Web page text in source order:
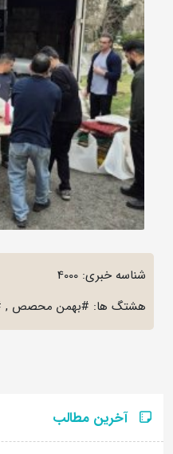
شناسه خبری: 4000
هشتگ ها: #بهمن محصص ,
آخرین مطالب